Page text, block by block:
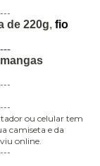
de 220g, fio
mangas
ou celular tem
camiseta e da
online.